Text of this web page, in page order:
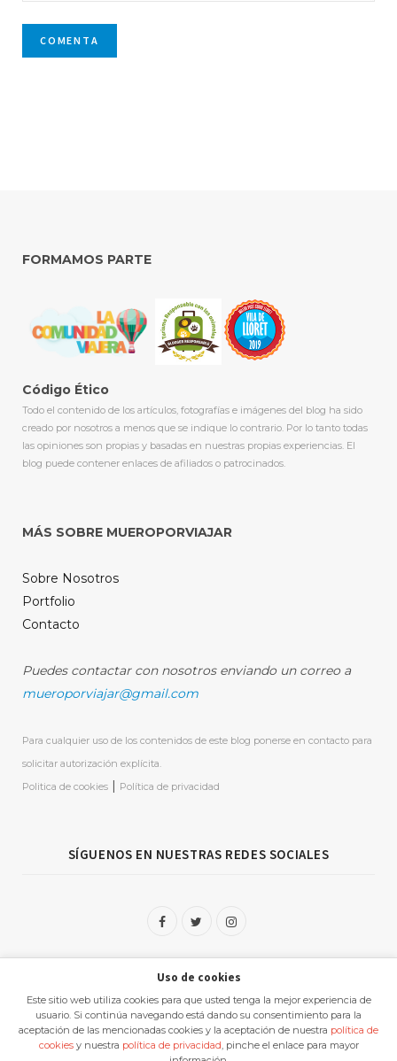
FORMAMOS PARTE
Código Ético
Todo el contenido de los artículos, fotografías e imágenes del blog ha sido
creado por nosotros a menos que se indique lo contrario. Por lo tanto todas
las opiniones son propias y basadas en nuestras propias experiencias. El
blog puede contener enlaces de afiliados o patrocinados.
MÁS SOBRE MUEROPORVIAJAR
Sobre Nosotros
Portfolio
Contacto
Puedes contactar con nosotros enviando un correo a
mueroporviajar@gmail.com
Para cualquier uso de los contenidos de este blog ponerse en contacto para
solicitar autorización explícita.
Politica de cookies | Política de privacidad
SÍGUENOS EN NUESTRAS REDES SOCIALES
F
c
e
b
i
t
t
I
s
t
a
MueroPorViajar creado porMiguel Angel Delgado Garcia
Uso de cookies
Este sitio web utiliza cookies para que usted tenga la mejor experiencia de
usuario. Si continúa navegando está dando su consentimiento para la
aceptación de las mencionadas cookies y la aceptación de nuestra política de
cookiesy nuestra política de privacidad, pinche el enlace para mayor